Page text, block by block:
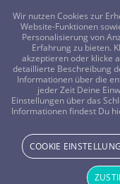
FRAGEN?
Die
Wir nutzen Cookies zur
Website-Funktionen
Personalisierung von
Erfahrung zu bieten.
akzeptieren oder klicke
detaillierte Beschreibung
Informationen über die
jeder Zeit Deine
Einstellungen über das
Informationen findest Du
COOKIE